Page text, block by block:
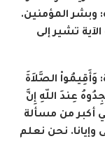
وبشر المؤمنين.
تشير إلى
وَأَقِيمُواْ الصَّلاَةَ
عِندَ اللّهِ إِنَّ
أكبر من مسألة
وإيانا. نحن نعلم